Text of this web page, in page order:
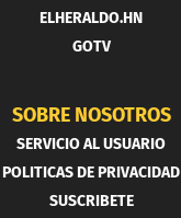
ELHERALDO.HN
GOTV
SOBRE NOSOTROS
SERVICIO AL USUARIO
POLITICAS DE PRIVACIDAD
SUSCRIBETE